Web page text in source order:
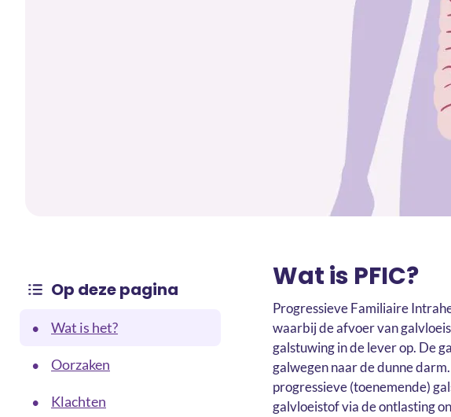
Op deze pagina
• Wat is het?
• Oorzaken
• Klachten
Wat is PFIC?
Progressieve Familiaire
waarbij de afvoer van
galstuwing in de lever op. De
galwegen naar de dunne
progressieve (toenemende)
galvloeistof via de ontlasting